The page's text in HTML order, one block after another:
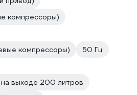
компрессоры)
компрессоры)
50 Гц
выходе 200 литров